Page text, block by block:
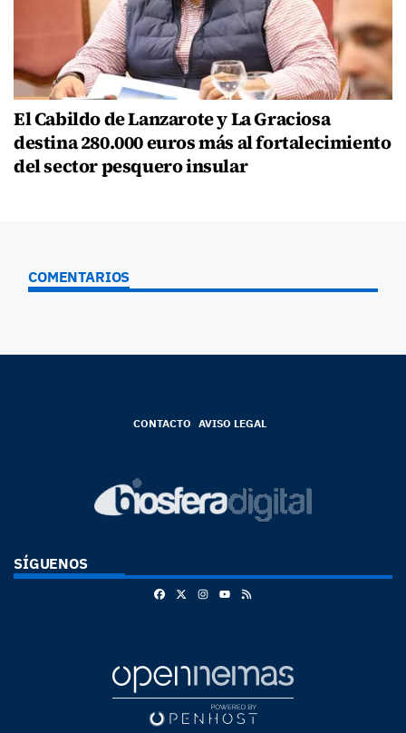
El Cabildo de Lanzarote y La Graciosa
destina 280.000 euros más al fortalecimiento
del sector pesquero insular
COMENTARIOS
CONTACTO AVISO LEGAL
SÍGUENOS
FacebookInstagram